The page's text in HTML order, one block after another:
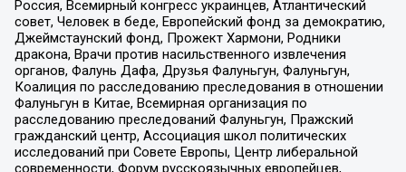
Россия, Всемирный конгресс украинцев, Атлантический
совет, Человек в беде, Европейский фонд за демократию,
Джеймстаунский фонд, Прожект Хармони, Родники
дракона, Врачи против насильственного извлечения
органов, Фалунь Дафа, Друзья Фалуньгун, Фалуньгун,
Коалиция по расследованию преследования в отношении
Фалуньгун в Китае, Всемирная организация по
расследованию преследований Фалуньгун, Пражский
гражданский центр, Ассоциация школ политических
исследований при Совете Европы, Центр либеральной
современности, Форум русскоязычных европейцев,